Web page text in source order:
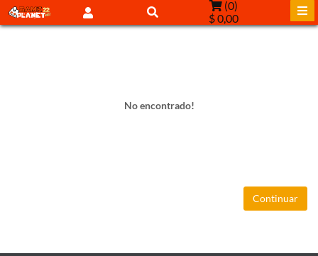
(0)
$ 0,00
No encontrado!
Continuar